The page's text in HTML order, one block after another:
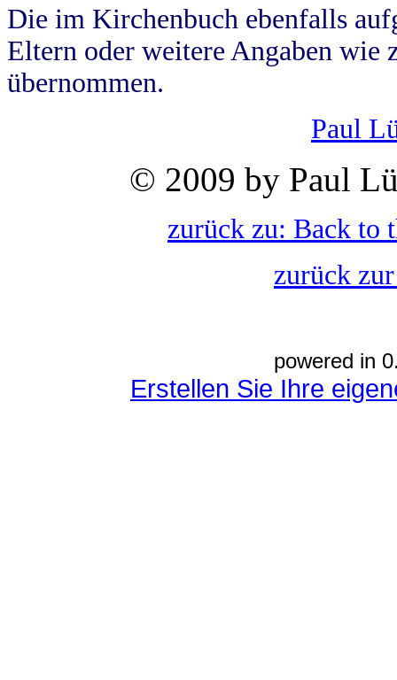
Die im Kirchenbuch ebenfalls
Eltern oder weitere Angaben wie
übernommen.
Paul
© 2009 by Paul
zurück zu: Back to
zurück
powered in
Erstellen Sie Ihre